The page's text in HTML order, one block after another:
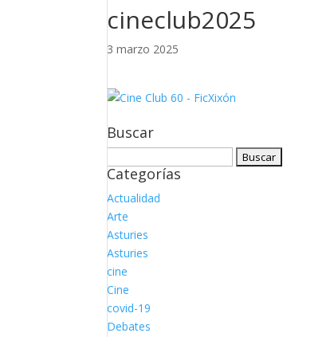
cineclub2025
3 marzo 2025
Buscar
Categorías
Actualidad
Arte
Asturies
Asturies
cine
Cine
covid-19
Debates